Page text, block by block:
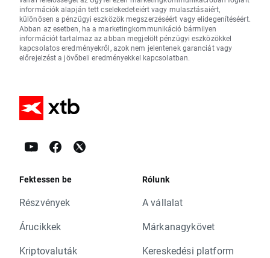
információk alapján tett cselekedeteiért vagy mulasztásaiért,
különösen a pénzügyi eszközök megszerzéséért vagy elidegenítéséért.
Abban az esetben, ha a marketingkommunikáció bármilyen
információt tartalmaz az abban megjelölt pénzügyi eszközökkel
kapcsolatos eredményekről, azok nem jelentenek garanciát vagy
előrejelzést a jövőbeli eredményekkel kapcsolatban.
Fektessen be
Részvények
Árucikkek
Kriptovaluták
Rólunk
A vállalat
Márkanagykövet
Kereskedési platform